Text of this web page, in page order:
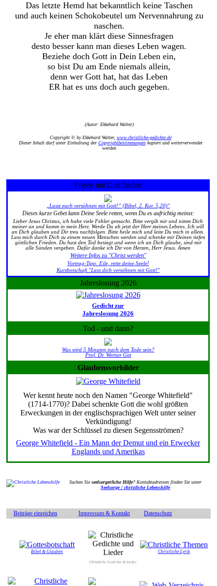
Das letzte Hemd hat bekanntlich keine Taschen
und auch keinen Schokobeutel um Nervennahrung zu
naschen.
Je eher man klärt diese Sinnesfragen
desto besser kann man dieses Leben wagen.
Beziehe doch Gott in Dein Leben ein,
so bist Du am Ende niemals allein,
denn wer Gott hat, hat das Leben
ER hat es uns doch auch gegeben.
(Autor: Ekkehard Walter)
Copyright © by Ekkehard Walter, www.christliche-gedichte.de
Dieser Inhalt darf unter Einhaltung der Copyrightbestimmungenkopiert und weiterverwendet
werden
Friede mit Gott finden
„Lasst euch versöhnen mit Gott!“ (Bibel, 2. Kor. 5,20)"
Dieses kurze Gebet kann Deine Seele retten, wenn Du es aufrichtig meinst:
Lieber Jesus Christus, ich habe viele Fehler gemacht. Bitte vergib mir und nimm Dich
meiner an und komm in mein Herz. Werde Du ab jetzt der Herr meines Lebens. Ich will
an Dich glauben und Dir treu nachfolgen. Bitte heile mich und leite Du mich in allem.
Lass mich durch Dich zu einem neuen Menschen werden und schenke mir Deinen tiefen
göttlichen Frieden. Du hast den Tod besiegt und wenn ich an Dich glaube, sind mir
alle Sünden vergeben. Dafür danke ich Dir von Herzen, Herr Jesus. Amen
Weitere Infos zu "Christ werden"
Vortrag-Tipp: Eile, rette deine Seele!
Kurzbotschaft "Lass dich versöhnen mit Gott!"
Jahreslosung 2026
Gedicht zur
Jahreslosung 2026
Tod - und dann?
Was wird 5 Minuten nach dem Tode sein?
Prof. Dr. Werner Gitt
Glaubensvorbilder
Wer kennt heute noch den Namen "George Whitefield"
(1714-1770)? Dabei schenkte Gott die wohl größten
Erweckungen in der englischsprachigen Welt unter seiner
Verkündigung!
Was war der Schlüssel zu diesen Segensströmen?
George Whitefield - Ein Mann der Demut und ein Erwecker
Englands und Amerikas
Suchen Sieseelsorgerliche Hilfe? Kontaktadressen finden Sie unter
Seelsorge / christliche Lebenshilfe
Beiträge einreichen Impressum & Kontakt Datenschutz
Bibel & Glauben
Christliche Gedichte & Lieder
Christliche Lyrik